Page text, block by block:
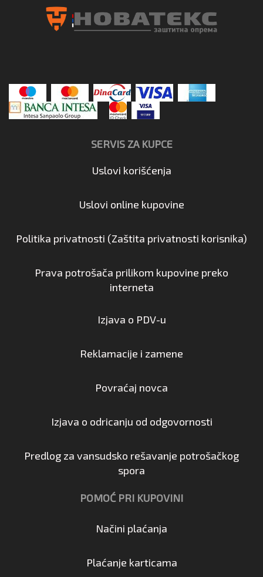
SERVIS ZA KUPCE
Uslovi korišćenja
Uslovi online kupovine
Politika privatnosti (Zaštita privatnosti korisnika)
Prava potrošača prilikom kupovine preko
interneta
Izjava o PDV-u
Reklamacije i zamene
Povraćaj novca
Izjava o odricanju od odgovornosti
Predlog za vansudsko rešavanje potrošačkog
spora
POMOĆ PRI KUPOVINI
Načini plaćanja
Plaćanje karticama